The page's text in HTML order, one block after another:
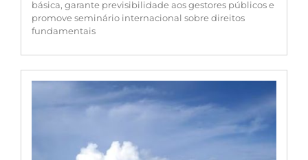
básica, garante previsibilidade aos gestores públicos e
promove seminário internacional sobre direitos
fundamentais